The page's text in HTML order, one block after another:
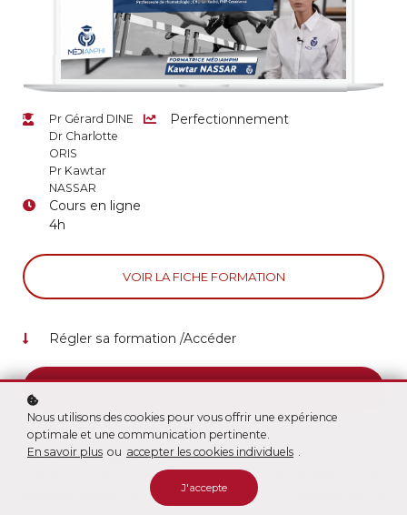
Pr Gérard DINE
Dr Charlotte
ORIS
Pr Kawtar
NASSAR
Perfectionnement
Cours en ligne
4h
VOIR LA FICHE FORMATION
Régler sa formation /Accéder
APERÇU DE LA FORMATION
Cette formation a été créée pour les médecins et
professionnels de santé, souhaitant comprendre la
Nous utilisons des cookies pour vous offrir une expérience
optimale et une communication pertinente.
En savoir plus ou accepter les cookies individuels .
J'accepte